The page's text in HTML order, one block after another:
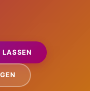
LASSEN